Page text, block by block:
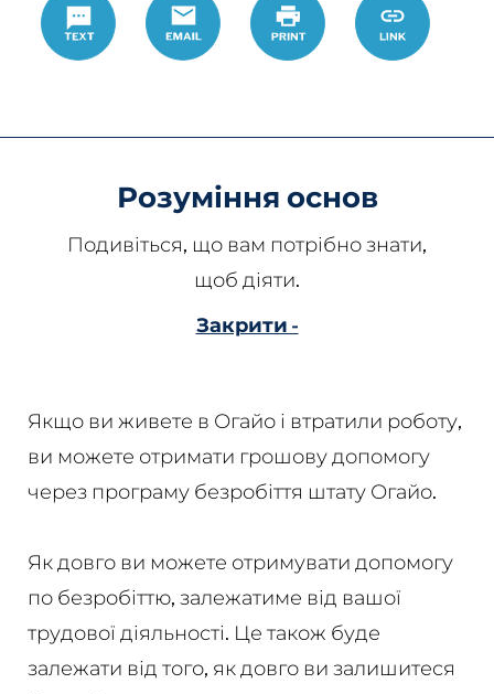
Розуміння основ
Подивіться, що вам потрібно знати,
щоб діяти.
Закрити -
Якщо ви живете в Огайо і втратили роботу,
ви можете отримати грошову допомогу
через програму безробіття штату Огайо.
Як довго ви можете отримувати допомогу
по безробіттю, залежатиме від вашої
трудової діяльності. Це також буде
залежати від того, як довго ви залишитеся